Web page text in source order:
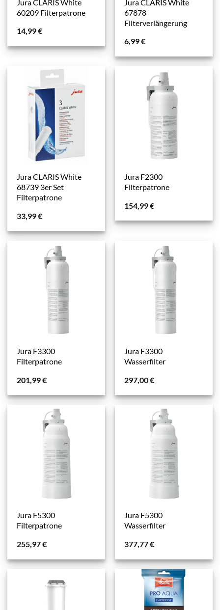
Jura CLARIS White
60209 Filterpatrone
14,99€
Jura CLARIS White
67878
Filterverlängerung
6,99€
Jura CLARIS White
68739 3er Set
Filterpatrone
33,99€
Jura F2300
Filterpatrone
154,99€
Jura F3300
Filterpatrone
201,99€
Jura F3300
Wasserfilter
297,00€
Jura F5300
Filterpatrone
255,97€
Jura F5300
Wasserfilter
377,77€